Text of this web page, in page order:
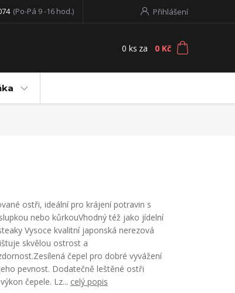
Přihlášení
(Po-Pá 9 -16 hod.)
0 ks za 0 Kč
ostři, ideální pro krájení potravin s
nebo kůrkouVhodný též jako jídelní
Vysoce kvalitní japonská nerezová
skvělou ostrost a
čepel pro dobré vyvážení
pevnost. Dodatečně leštěné ostři
čepele. Lz... celý popis